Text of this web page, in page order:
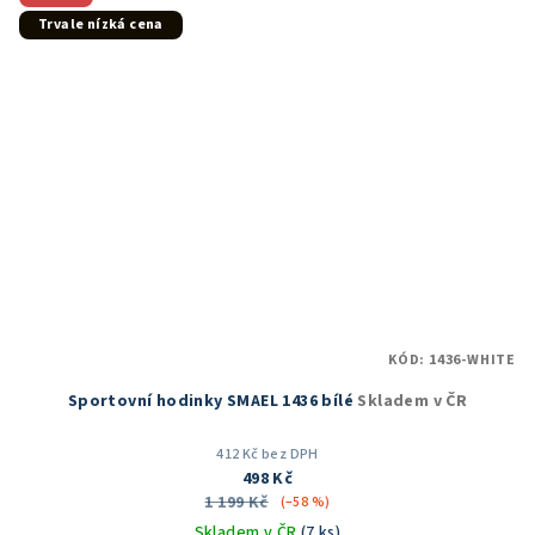
Trvale nízká cena
Sportovní hodinky SMAEL 1436 bílé Skladem v ČR
412 Kč bez DPH
498 Kč
1 199 Kč
(–58 %)
KÓD: 1436-WHITE